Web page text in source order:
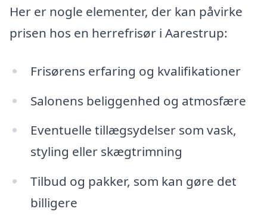
Her er nogle elementer, der kan påvirke
prisen hos en herrefrisør i Aarestrup:
Frisørens erfaring og kvalifikationer
Salonens beliggenhed og atmosfære
Eventuelle tillægsydelser som vask,
styling eller skægtrimning
Tilbud og pakker, som kan gøre det
billigere